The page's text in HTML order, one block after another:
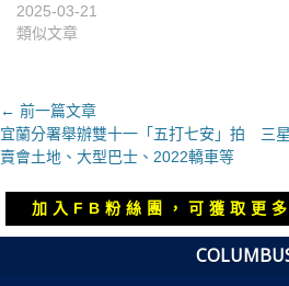
2025-03-21
類似文章
文
章
導
覽
← 前一篇文章
上
一
章：
宜蘭分署舉辦雙十一「五打七安」拍
賣會土地、大型巴士、2022轎車等
文
章：
三
加入FB粉絲團，可獲取更